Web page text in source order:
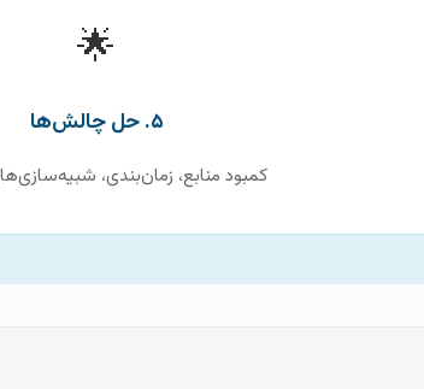
🌟
۵. حل چالش‌ها
کمبود منابع، زمان‌بندی،